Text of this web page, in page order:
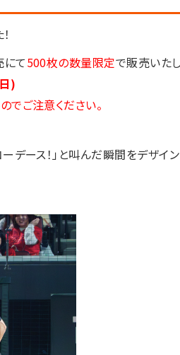
にて500枚の数量限定で販売いたし
)
でご注意ください。
ース！」と叫んだ瞬間をデザイン